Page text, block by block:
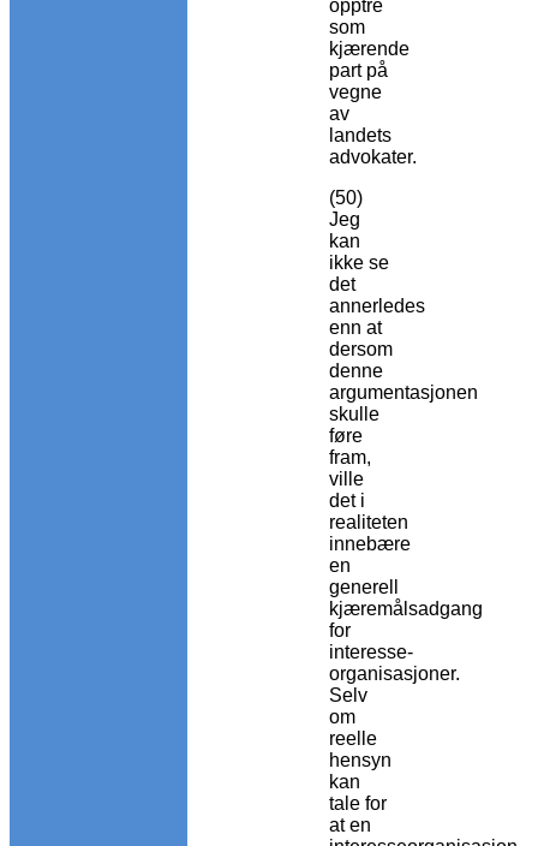
opptre
som
kjærende
part på
vegne
av
landets
advokater.
(50)
Jeg
kan
ikke se
det
annerledes
enn at
dersom
denne
argumentasjonen
skulle
føre
fram,
ville
det i
realiteten
innebære
en
generell
kjæremålsadgang
for
interesse-
organisasjoner.
Selv
om
reelle
hensyn
kan
tale for
at en